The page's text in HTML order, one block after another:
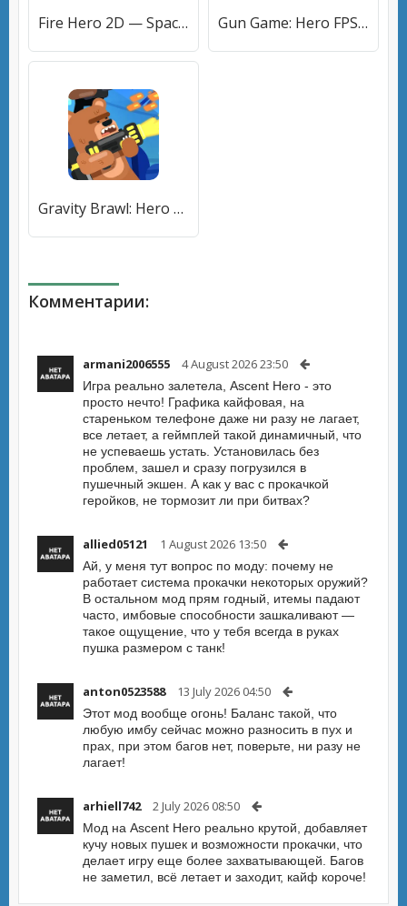
Fire Hero 2D — Space Shooter (Файер Хиро 2Д) [МОД Меню] APK Android Gun Game: Hero FPS Shooter [МОД Mega Pack] APK Android
Gravity Brawl: Hero Shooter [МОД Premium] APK Android
Комментарии:
armani2006555 4 August 2026 23:50
Игра реально залетела, Ascent Hero - это
просто нечто! Графика кайфовая, на
стареньком телефоне даже ни разу не лагает,
все летает, а геймплей такой динамичный, что
не успеваешь устать. Установилась без
проблем, зашел и сразу погрузился в
пушечный экшен. А как у вас с прокачкой
геройков, не тормозит ли при битвах?
allied05121 1 August 2026 13:50
Ай, у меня тут вопрос по моду: почему не
работает система прокачки некоторых оружий?
В остальном мод прям годный, итемы падают
часто, имбовые способности зашкаливают —
такое ощущение, что у тебя всегда в руках
пушка размером с танк!
anton0523588 13 July 2026 04:50
Этот мод вообще огонь! Баланc такой, что
любую имбу сейчас можно разносить в пух и
прах, при этом багов нет, поверьте, ни разу не
лагает!
arhiell742 2 July 2026 08:50
Мод на Ascent Hero реально крутой, добавляет
кучу новых пушек и возможности прокачки, что
делает игру еще более захватывающей. Багов
не заметил, всё летает и заходит, кайф короче!